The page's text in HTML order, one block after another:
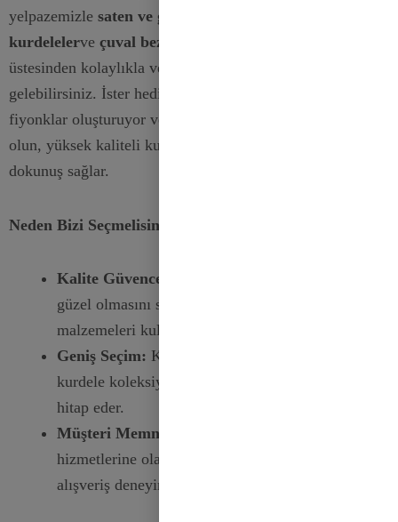
yelpazemizle saten ve grogren kurdeleler
kurdelelerve çuval bezi kurdeleler
üstesinden kolaylıkla ve stil sahibi bir şekilde
gelebilirsiniz. İster hediye paketliyor, ister çarpıcı
fiyonklar oluşturuyor veya evinizi tatil için dekore ediyor
olun, yüksek kaliteli kurdelelerimiz mükemmel bir son
dokunuş sağlar.
Neden Bizi Seçmelisiniz:
Kalite Güvencesi:
güzel olmasını sağlamak için yalnızca en iyi
malzemeleri kullanıyoruz.
Geniş Seçim: Klasikten çağdaş tasarımlara,
kurdele koleksiyonumuz tüm stillere ve tercihlere
hitap eder.
Müşteri Memnuniyeti:
hizmetlerine olan bağlılığımız, sorunsuz bir
alışveriş deneyimi sağlar.